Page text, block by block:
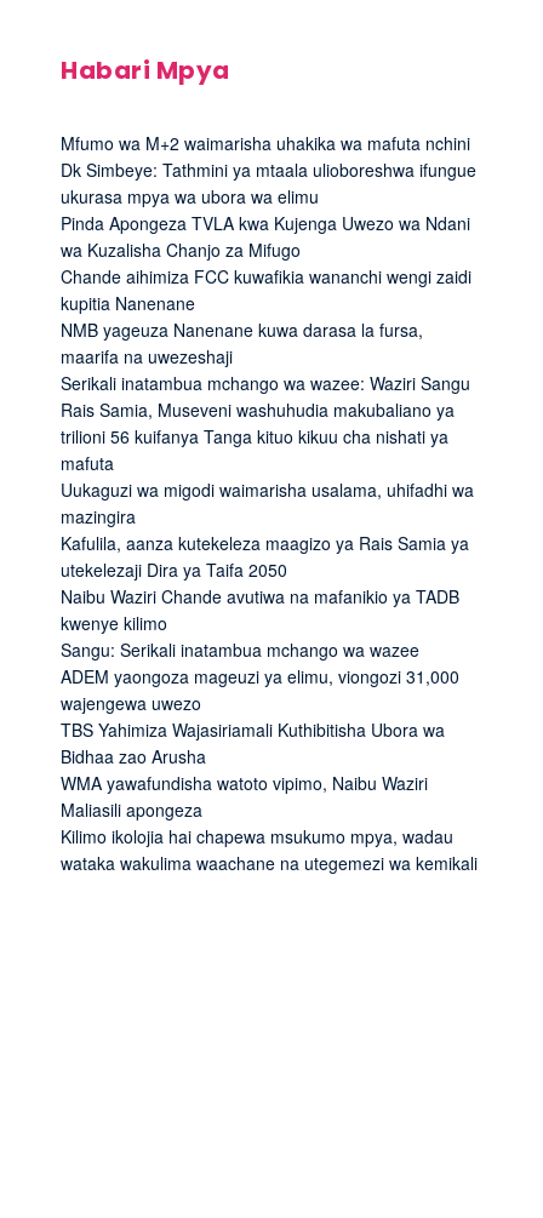
Habari Mpya
Mfumo wa M+2 waimarisha uhakika wa mafuta nchini
Dk Simbeye: Tathmini ya mtaala ulioboreshwa ifungue
ukurasa mpya wa ubora wa elimu
Pinda Apongeza TVLA kwa Kujenga Uwezo wa Ndani
wa Kuzalisha Chanjo za Mifugo
Chande aihimiza FCC kuwafikia wananchi wengi zaidi
kupitia Nanenane
NMB yageuza Nanenane kuwa darasa la fursa,
maarifa na uwezeshaji
Serikali inatambua mchango wa wazee: Waziri Sangu
Rais Samia, Museveni washuhudia makubaliano ya
trilioni 56 kuifanya Tanga kituo kikuu cha nishati ya
mafuta
Uukaguzi wa migodi waimarisha usalama, uhifadhi wa
mazingira
Kafulila, aanza kutekeleza maagizo ya Rais Samia ya
utekelezaji Dira ya Taifa 2050
Naibu Waziri Chande avutiwa na mafanikio ya TADB
kwenye kilimo
Sangu: Serikali inatambua mchango wa wazee
ADEM yaongoza mageuzi ya elimu, viongozi 31,000
wajengewa uwezo
TBS Yahimiza Wajasiriamali Kuthibitisha Ubora wa
Bidhaa zao Arusha
WMA yawafundisha watoto vipimo, Naibu Waziri
Maliasili apongeza
Kilimo ikolojia hai chapewa msukumo mpya, wadau
wataka wakulima waachane na utegemezi wa kemikali